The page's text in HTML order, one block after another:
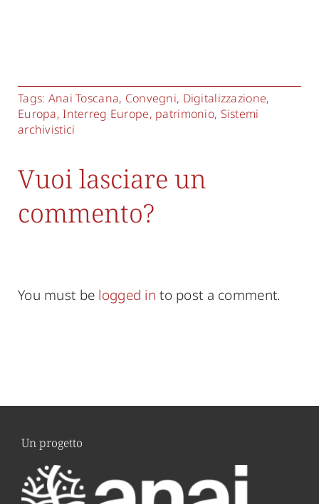
Tags: Anai Toscana, Convegni, Digitalizzazione,
Europa,Interreg Europe, patrimonio, Sistemi
archivistici
Vuoi lasciare un
commento?
You must be logged in to post a comment.
Un progetto